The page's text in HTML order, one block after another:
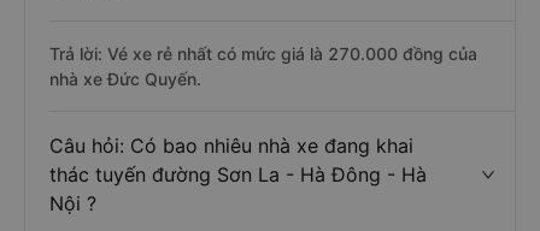
Trả lời: Vé xe rẻ nhất có mức giá là 270.000 đồng của
nhà xe Đức Quyến.
Câu hỏi: Có bao nhiêu nhà xe đang khai
thác tuyến đường Sơn La - Hà Đông - Hà
Nội ?